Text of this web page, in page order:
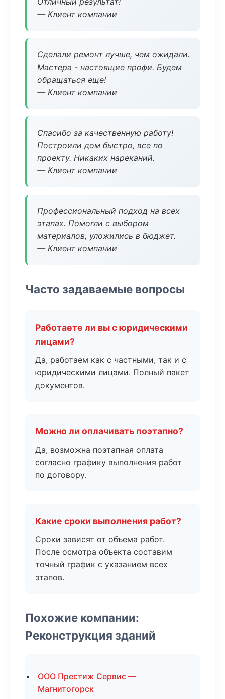
— Клиент компании
Сделали ремонт лучше, чем ожидали.
Мастера - настоящие профи. Будем
обращаться еще!
— Клиент компании
Спасибо за качественную работу!
Построили дом быстро, все по
проекту. Никаких нареканий.
— Клиент компании
Профессиональный подход на всех
этапах. Помогли с выбором
материалов, уложились в бюджет.
— Клиент компании
Часто задаваемые вопросы
Работаете ли вы с юридическими
лицами?
Да, работаем как с частными, так и с
юридическими лицами. Полный пакет
документов.
Можно ли оплачивать поэтапно?
Да, возможна поэтапная оплата
согласно графику выполнения работ
по договору.
Какие сроки выполнения работ?
Сроки зависят от объема работ.
После осмотра объекта составим
точный график с указанием всех
этапов.
Похожие компании:
Реконструкция зданий
ООО Престиж Сервис —
Магнитогорск